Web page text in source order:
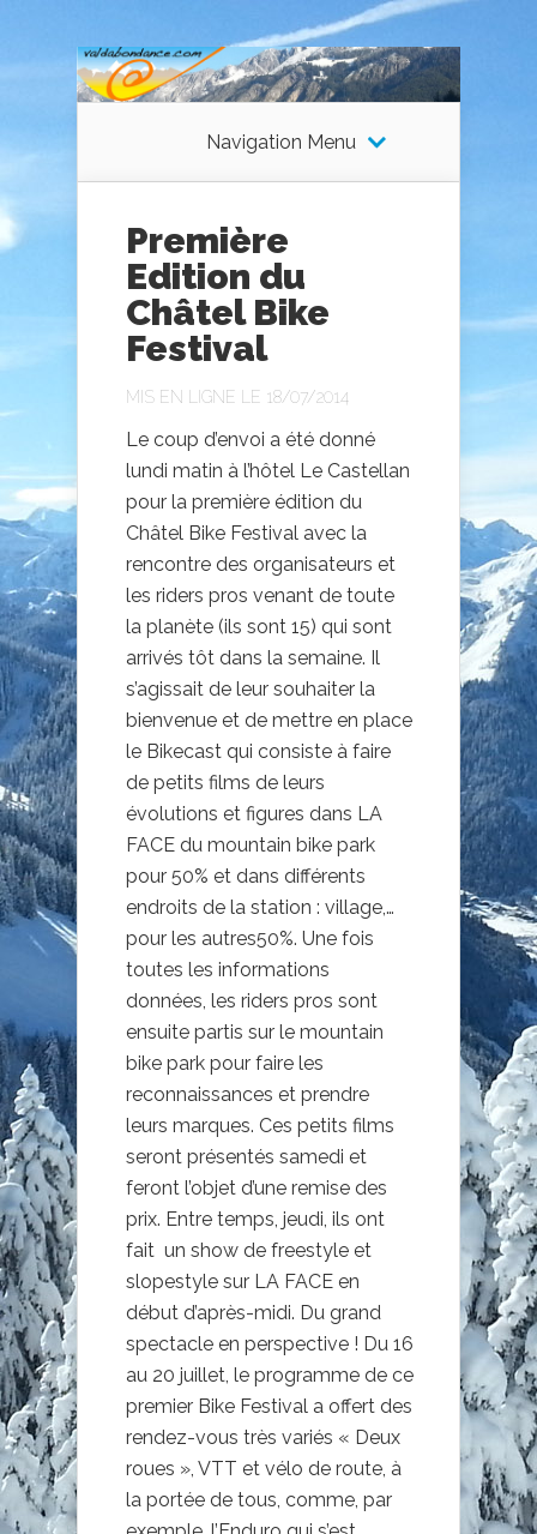
Navigation Menu
Première
Edition du
Châtel Bike
Festival
MIS EN LIGNE LE 18/07/2014
Le coup d’envoi a été donné
lundi matin à l’hôtel Le Castellan
pour la première édition du
Châtel Bike Festival avec la
rencontre des organisateurs et
les riders pros venant de toute
la planète (ils sont 15) qui sont
arrivés tôt dans la semaine. Il
s’agissait de leur souhaiter la
bienvenue et de mettre en place
le Bikecast qui consiste à faire
de petits films de leurs
évolutions et figures dans LA
FACE du mountain bike park
pour 50% et dans différents
endroits de la station : village,…
pour les autres50%. Une fois
toutes les informations
données, les riders pros sont
ensuite partis sur le mountain
bike park pour faire les
reconnaissances et prendre
leurs marques. Ces petits films
seront présentés samedi et
feront l’objet d’une remise des
prix. Entre temps, jeudi, ils ont
fait un show de freestyle et
slopestyle sur LA FACE en
début d’après-midi. Du grand
spectacle en perspective ! Du 16
au 20 juillet, le programme de ce
premier Bike Festival a offert des
rendez-vous très variés « Deux
roues », VTT et vélo de route, à
la portée de tous, comme, par